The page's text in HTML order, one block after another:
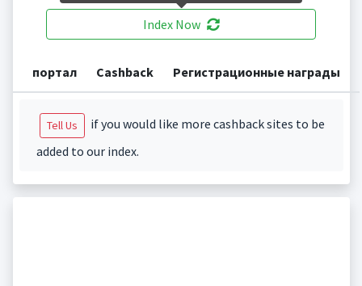
Index Now
портал Cashback Регистрационные награды
Tell Us
if you would like more cashback sites to be
added to our index.